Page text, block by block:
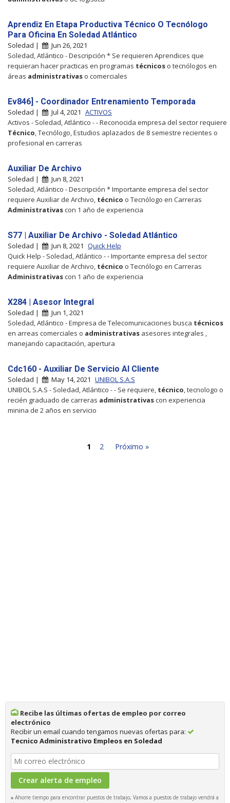
Aprendiz En Etapa Productiva Técnico O Tecnólogo
Para Oficina En Soledad Atlántico
Soledad |
Jun 26, 2021
Soledad, Atlántico - Descripción * Se requieren Aprendices que
requieran hacer practicas en programas técnicos o tecnólogos en
áreas administrativas o comerciales
Ev846] - Coordinador Entrenamiento Temporada
Soledad | Jul 4, 2021 ACTIVOS
Activos - Soledad, Atlántico - - Reconocida empresa del sector requiere
Técnico , Tecnólogo, Estudios aplazados de 8 semestre recientes o
profesional en carreras
Auxiliar De Archivo
Soledad |
Jun 8, 2021
Soledad, Atlántico - Descripción * Importante empresa del sector
requiere Auxiliar de Archivo, técnico o Tecnólogo en Carreras
Administrativascon 1 año de experiencia
S77 | Auxiliar De Archivo - Soledad Atlántico
Soledad | Jun 8, 2021 Quick Help
Quick Help - Soledad, Atlántico - - Importante empresa del sector
requiere Auxiliar de Archivo, técnico o Tecnólogo en Carreras
Administrativascon 1 año de experiencia
X284 | Asesor Integral
Soledad |
Jun 1, 2021
Soledad, Atlántico - Empresa de Telecomunicaciones busca técnicos
en arreas comerciales o administrativas asesores integrales ,
manejando capacitación, apertura
Cdc160 - Auxiliar De Servicio Al Cliente
Soledad | May 14, 2021 UNIBOL S.A.S
UNIBOL S.A.S - Soledad, Atlántico - - Se requiere, técnico , tecnologo o
recién graduado de carreras administrativascon experiencia
minina de 2 años en servicio
1 2 Próximo »
Recibe las últimas ofertas de empleo por correo
electrónico
Recibir un email cuando tengamos nuevas ofertas para:
Tecnico Administrativo Empleos en Soledad
Ahorre tiempo para encontrar puestos de trabajo, Vamos a puestos de trabajo vendrá a